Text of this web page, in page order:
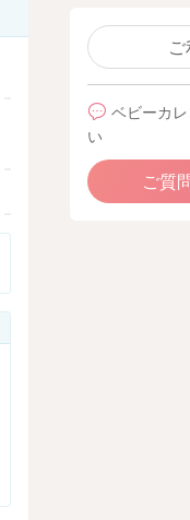
ベビーカ
い
ご質